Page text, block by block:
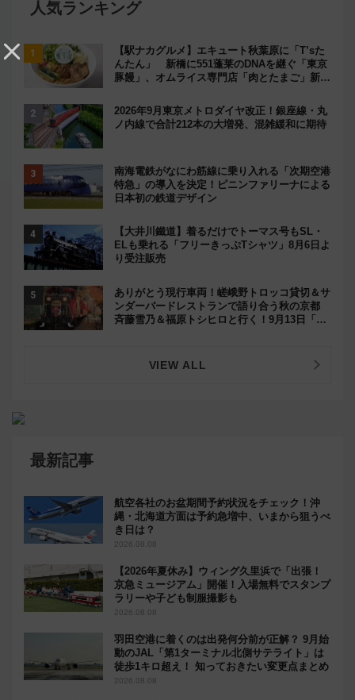
人気ランキング
【駅ナカグルメ】エキュート秋葉原に「T’sた
んたん」 新橋に551蓬莱のDNAを継ぐ「東京
豚饅」、オムライス専門店「肉とたまご」新グ
2026年9月東京メトロダイヤ改正！銀座線・丸
ノ内線で合計212本の大増発、混雑緩和に期待
南海電鉄がなにわ筋線に乗り入れる「次期空港
特急」の導入を決定！ピニンファリーナによる
日本初の鉄道デザイン
【大井川鐵道】着るだけでトーマス号もSL・
ELも乗れる「フリーきっぷTシャツ」8月6日よ
り受注販売
ありがとう現行車両！嵯峨野トロッコ貸切＆サ
ンダーバードレストランで語り合う秋の京都
斉藤雪乃＆福原トシヒロと行く！9月13日「京
VIEW ALL
最新記事
航空各社のお盆期間予約状況をチェック！沖
縄・北海道方面は予約急増中、いまから狙うべ
き日は？
2026.08.08
【2026年夏休み】ウィング久里浜で「出張！
京急ミュージアム」開催！入場無料でスタンプ
ラリーや子ども制服撮影も
2026.08.08
羽田空港に着くのは出発何分前が正解？ 9月始
動のJAL「第1ターミナル北側サテライト」は
徒歩1キロ超え！ 知っておきたい変更点まとめ
2026.08.08